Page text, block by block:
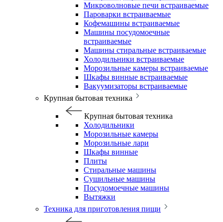
Микроволновые печи встраиваемые
Пароварки встраиваемые
Кофемашины встраиваемые
Машины посудомоечные
встраиваемые
Машины стиральные встраиваемые
Холодильники встраиваемые
Морозильные камеры встраиваемые
Шкафы винные встраиваемые
Вакуумизаторы встраиваемые
Крупная бытовая техника
Крупная бытовая техника
Холодильники
Морозильные камеры
Морозильные лари
Шкафы винные
Плиты
Стиральные машины
Сушильные машины
Посудомоечные машины
Вытяжки
Техника для приготовления пищи